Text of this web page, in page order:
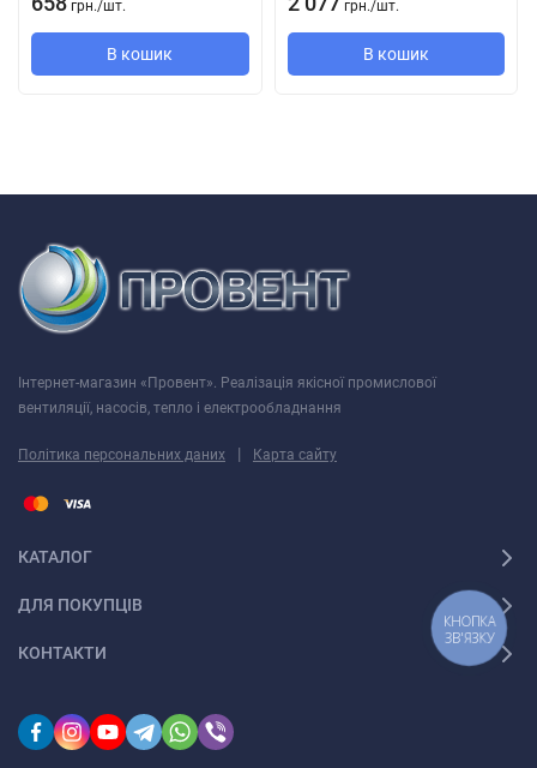
грн./шт.
В кошик
грн./шт.
В кошик
Інтернет-магазин «Провент». Реалізація якісної промислової
вентиляції, насосів, тепло і електрообладнання
Політика персональних даних | Карта сайту
КАТАЛОГ
ДЛЯ ПОКУПЦІВ
КОНТАКТИ
КНОПКА
ЗВ'ЯЗКУ